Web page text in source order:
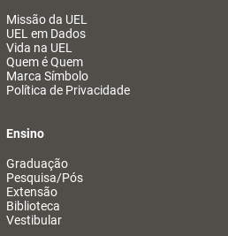
Missão da UEL
UEL em Dados
Vida na UEL
Quem é Quem
Marca Símbolo
Política de Privacidade
Ensino
Graduação
Pesquisa/Pós
Extensão
Biblioteca
Vestibular